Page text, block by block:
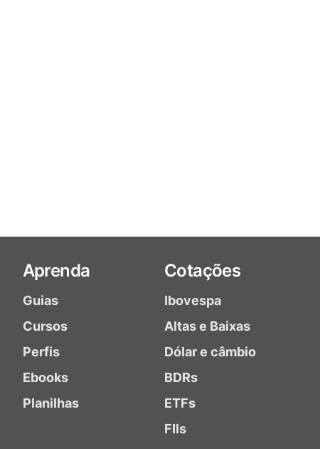
Aprenda
Guias
Cursos
Perfis
Ebooks
Planilhas
Cotações
Ibovespa
Altas e Baixas
Dólar e câmbio
BDRs
ETFs
FIIs